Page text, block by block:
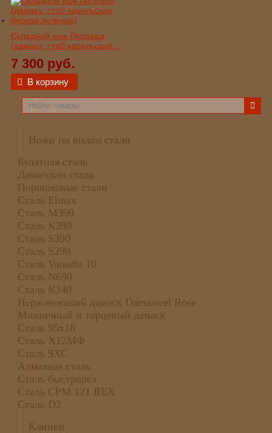
Складной нож Леопард
(дамаск, стаб карельская...
7 300 руб.
В корзину
Ножи по видам стали
Булатная сталь
Дамасская сталь
Порошковые стали
Сталь Elmax
Сталь М390
Сталь К390
Сталь S390
Сталь S290
Сталь Vanadis 10
Сталь N690
Сталь К340
Нержавеющий дамаск Damasteel Rose
Мозаичный и торцевый дамаск
Сталь 95х18
Сталь Х12МФ
Сталь 9ХС
Алмазная сталь
Сталь быстрорез
Сталь CPM 121 REX
Сталь D2
Клинки